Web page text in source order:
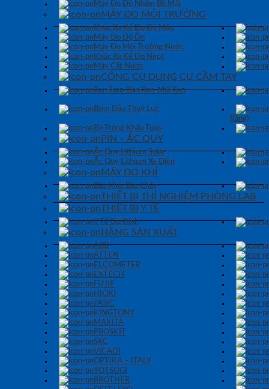
Máy Đo Độ Nhám Bề Mặt
MÁY ĐO MÔI TRƯỜNG
Khúc Xạ Kế Đo Độ Mặn
Máy Đo Độ Ồn
Máy Đo Môi Trường Nước
Khúc Xạ Kế Đo Ngọt
Máy Cất Nước
CÔNG CỤ DỤNG CỤ CẦM TAY
Ren Taro-Bàn Ren-Mũi Ren
Bơm Dầu Thuỷ Lực
Răng)
Bộ Tròng Khẩu Tuýp
PIN – ẮC QUY
Ắc Quy Lithium Solar
Ắc Quy Lithium Xe Điện
MÁY ĐO KHÍ
Báo Khói Báo Cháy
THIẾT BỊ THÍ NGHIỆM PHÒNG LAB
THIẾT BỊ Y TẾ
Y Tế Gia Đình
HÃNG SẢN XUẤT
ABB
ATTEN
ELCOMETER
EXTECH
FUJIE
HIOKI
JASIC
KINGTONY
MAKITA
PROSKIT
SKC
VICADI
OPTIKA – ITALY
YOTSUGI
BROTHER